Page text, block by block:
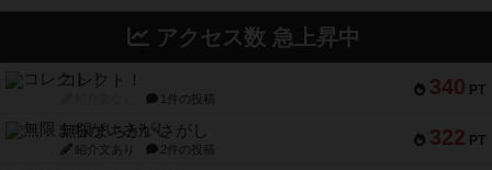
アクセス数 急上昇中
340 PT
コレクト！
1件の投稿
322 PT
無限まちがいさがし
紹介文あり 2件の投稿